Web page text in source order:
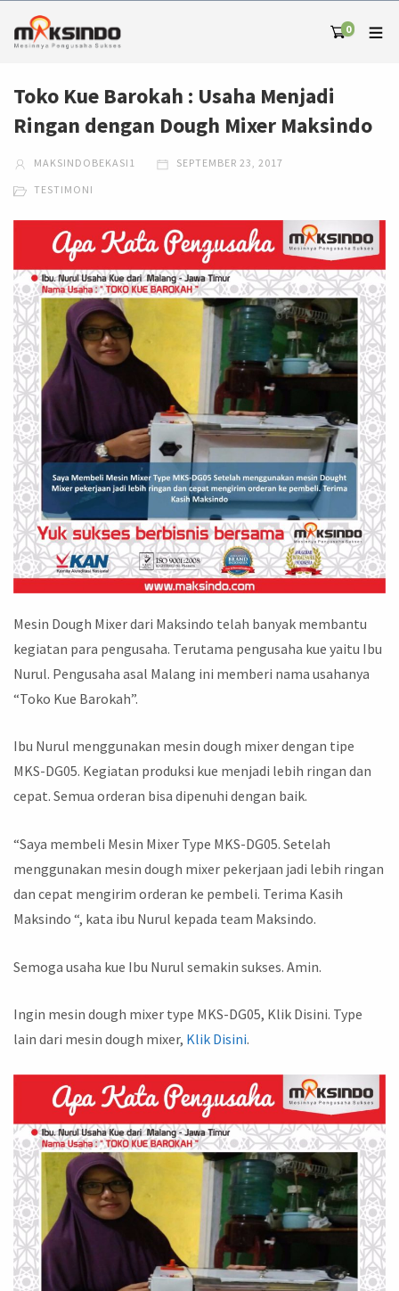
0
Toko Kue Barokah : Usaha Menjadi
Ringan dengan Dough Mixer Maksindo
MAKSINDOBEKASI1 SEPTEMBER 23, 2017
TESTIMONI
Mesin Dough Mixer dari Maksindo telah banyak membantu
kegiatan para pengusaha. Terutama pengusaha kue yaitu Ibu
Nurul. Pengusaha asal Malang ini memberi nama usahanya
“Toko Kue Barokah”.
Ibu Nurul menggunakan mesin dough mixer dengan tipe
MKS-DG05. Kegiatan produksi kue menjadi lebih ringan dan
cepat. Semua orderan bisa dipenuhi dengan baik.
“Saya membeli Mesin Mixer Type MKS-DG05. Setelah
menggunakan mesin dough mixer pekerjaan jadi lebih ringan
dan cepat mengirim orderan ke pembeli. Terima Kasih
Maksindo “, kata ibu Nurul kepada team Maksindo.
Semoga usaha kue Ibu Nurul semakin sukses. Amin.
Ingin mesin dough mixer type MKS-DG05, Klik Disini. Type
lain dari mesin dough mixer, Klik Disini.